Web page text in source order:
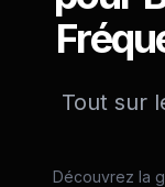
Tout sur
Découvrez la